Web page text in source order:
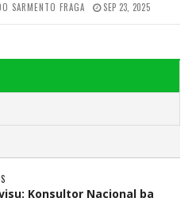
SARMENTO FRAGA SEP 23, 2025
Konsultor Nacional ba